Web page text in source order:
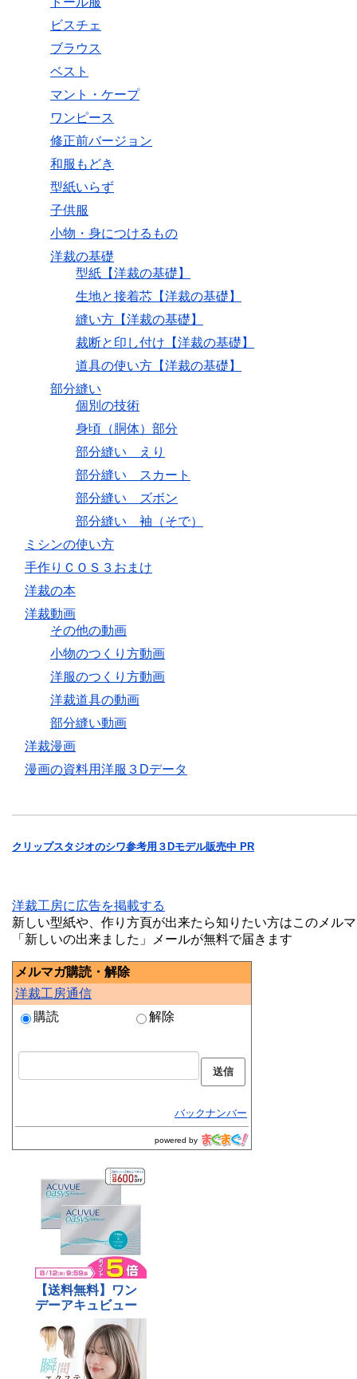
ビスチェ
ブラウス
ベスト
マント・ケープ
ワンピース
修正前バージョン
和服もどき
型紙いらず
子供服
小物・身につけるもの
洋裁の基礎
型紙【洋裁の基礎】
生地と接着芯【洋裁の基礎】
縫い方【洋裁の基礎】
裁断と印し付け【洋裁の基礎】
道具の使い方【洋裁の基礎】
部分縫い
個別の技術
身頃（胴体）部分
部分縫い えり
部分縫い スカート
部分縫い ズボン
部分縫い 袖（そで）
ミシンの使い方
手作りＣＯＳ３おまけ
洋裁の本
洋裁動画
その他の動画
小物のつくり方動画
洋服のつくり方動画
洋裁道具の動画
部分縫い動画
洋裁漫画
漫画の資料用洋服３Dデータ
クリップスタジオのシワ参考用３Dモデル販売中 PR
洋裁工房に広告を掲載する
新しい型紙や、作り方頁が出来たら知りたい方はこのメル
「新しいの出来ました」メールが無料で届きます
メルマガ購読・解除
洋裁工房通信
購読
解除
バックナンバー
powered by